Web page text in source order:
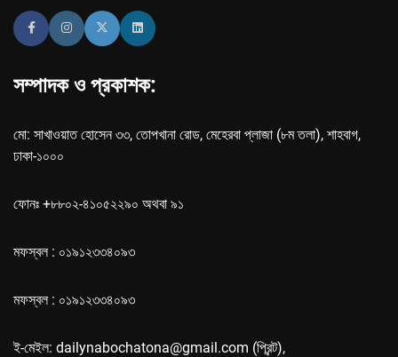
সম্পাদক ও প্রকাশক:
মো: সাখাওয়াত হোসেন ৩৩, তোপখানা রোড, মেহেরবা প্লাজা (৮ম তলা), শাহবাগ,
ঢাকা-১০০০
ফোনঃ +৮৮০২-৪১০৫২২৯০ অথবা ৯১
মফস্বল : ০১৯১২৩৩৪০৯৩
মফস্বল : ০১৯১২৩৩৪০৯৩
ই-মেইল: dailynabochatona@gmail.com (প্রিন্ট),